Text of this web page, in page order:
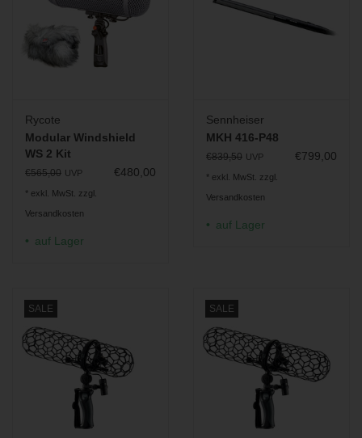
Rycote
Modular Windshield
WS 2 Kit
€565,00 UVP €480,00
* exkl. MwSt. zzgl.
Versandkosten
auf Lager
Sennheiser
MKH 416-P48
€839,50 UVP €799,00
* exkl. MwSt. zzgl.
Versandkosten
auf Lager
SALE SALE